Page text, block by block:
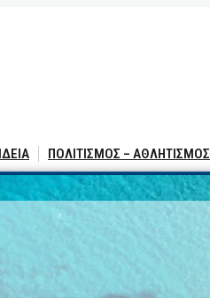
ΠΟΛΙΤΙΣΜΟΣ – ΑΘΛΗΤΙΣΜΟΣ